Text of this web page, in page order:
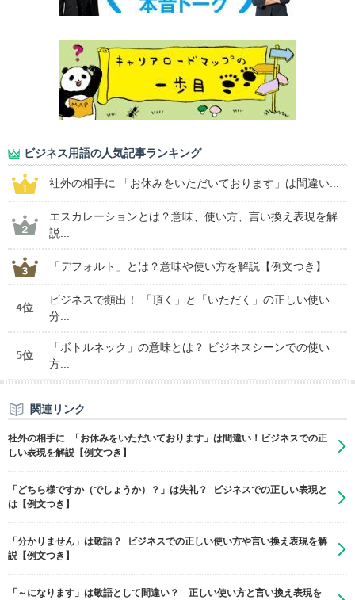
ビジネス用語の人気記事ランキング
社外の相手に 「お休みをいただいております」は間違い...
エスカレーションとは？意味、使い方、言い換え表現を解
説...
「デフォルト」とは？意味や使い方を解説【例文つき】
4位
ビジネスで頻出！ 「頂く」と「いただく」の正しい使い
分...
5位
「ボトルネック」の意味とは？ ビジネスシーンでの使い
方...
関連リンク
社外の相手に 「お休みをいただいております」は間違い！ビジネスでの正
しい表現を解説【例文つき】
「どちら様ですか（でしょうか）？」は失礼？ ビジネスでの正しい表現と
は【例文つき】
「分かりません」は敬語？ ビジネスでの正しい使い方や言い換え表現を解
説【例文つき】
「～になります」は敬語として間違い？ 正しい使い方と言い換え表現を